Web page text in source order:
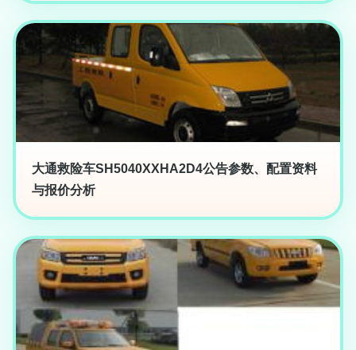
大通救险车SH5040XXHA2D4公告参数、配置资料
与报价分析